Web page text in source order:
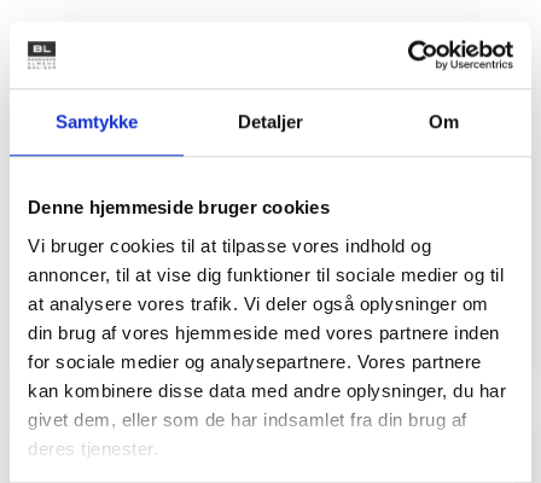
Samtykke Detaljer Om
Denne hjemmeside bruger cookies
Vi bruger cookies til at tilpasse vores indhold og
annoncer, til at vise dig funktioner til sociale medier og til
at analysere vores trafik. Vi deler også oplysninger om
din brug af vores hjemmeside med vores partnere inden
for sociale medier og analysepartnere. Vores partnere
kan kombinere disse data med andre oplysninger, du har
givet dem, eller som de har indsamlet fra din brug af
deres tjenester.
Kontakt
Bent Madsen
Adm. direktør
Mail: bma@bl.dk